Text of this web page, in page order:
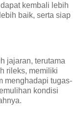
kembali lebih
baik, serta siap
jajaran, terutama
rileks, memiliki
menghadapi tugas-
kondisi